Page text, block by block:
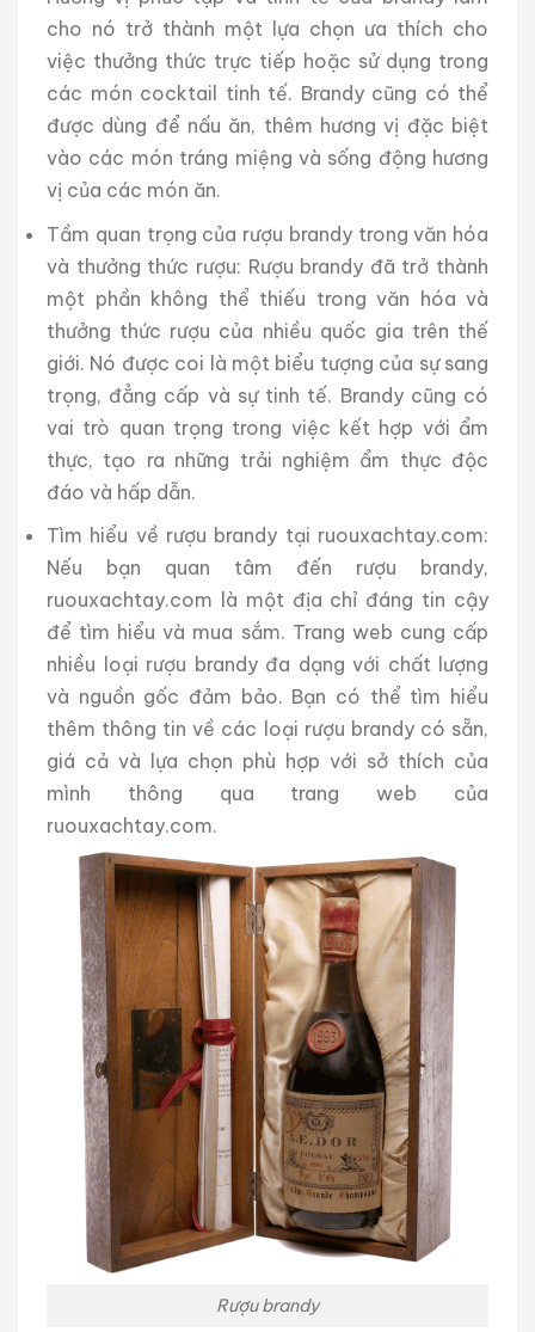
cho nó trở thành một lựa chọn ưa thích cho
việc thưởng thức trực tiếp hoặc sử dụng trong
các món cocktail tinh tế. Brandy cũng có thể
được dùng để nấu ăn, thêm hương vị đặc biệt
vào các món tráng miệng và sống động hương
vị của các món ăn.
Tầm quan trọng của rượu brandy trong văn hóa
và thưởng thức rượu: Rượu brandy đã trở thành
một phần không thể thiếu trong văn hóa và
thưởng thức rượu của nhiều quốc gia trên thế
giới. Nó được coi là một biểu tượng của sự sang
trọng, đẳng cấp và sự tinh tế. Brandy cũng có
vai trò quan trọng trong việc kết hợp với ẩm
thực, tạo ra những trải nghiệm ẩm thực độc
đáo và hấp dẫn.
Tìm hiểu về rượu brandy tại ruouxachtay.com:
Nếu bạn quan tâm đến rượu brandy,
ruouxachtay.com là một địa chỉ đáng tin cậy
để tìm hiểu và mua sắm. Trang web cung cấp
nhiều loại rượu brandy đa dạng với chất lượng
và nguồn gốc đảm bảo. Bạn có thể tìm hiểu
thêm thông tin về các loại rượu brandy có sẵn,
giá cả và lựa chọn phù hợp với sở thích của
mình thông qua trang web của
ruouxachtay.com.
Rượu brandy